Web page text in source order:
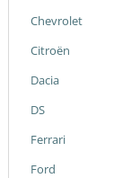
Chevrolet
Citroën
Dacia
DS
Ferrari
Ford